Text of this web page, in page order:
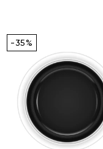
-35%